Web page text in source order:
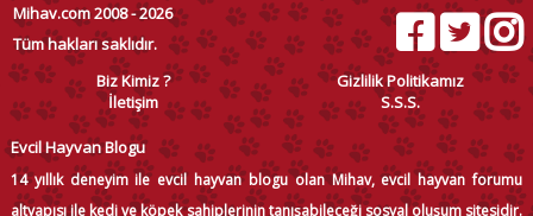
Mihav.com 2008 - 2026
Tüm hakları saklıdır.
Biz Kimiz ?
Gizlilik Politikamız
İletişim
S.S.S.
Evcil Hayvan Blogu
14 yıllık deneyim ile evcil hayvan blogu olan Mihav, evcil hayvan forumu
altyapısı ile kedi ve köpek sahiplerinin tanışabileceği sosyal oluşum sitesidir.